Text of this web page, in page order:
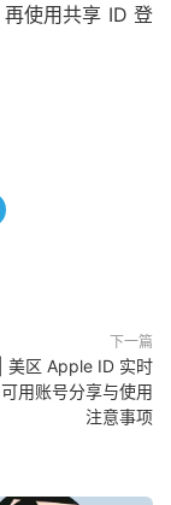
使用共享 ID 登
下一篇
区 Apple ID 实时
用账号分享与使用
注意事项